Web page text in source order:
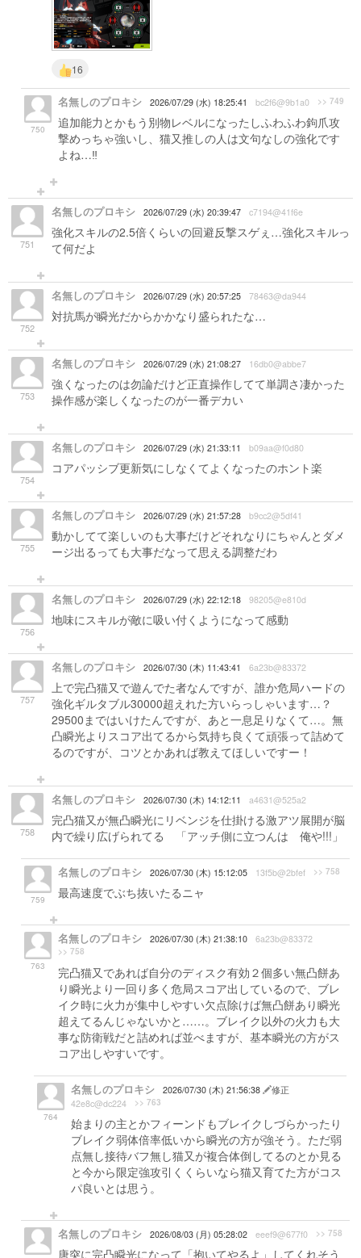
16
750
名無しのプロキシ 2026/07/29 (水) 18:25:41 bc2f6@9b1a0 >> 749
追加能力とかもう別物レベルになったしふわふわ鉤爪攻
撃めっちゃ強いし、猫又推しの人は文句なしの強化です
よね…‼︎
751
名無しのプロキシ 2026/07/29 (水) 20:39:47 c7194@41f6e
強化スキルの2.5倍くらいの回避反撃スゲぇ…強化スキルっ
て何だよ
752
名無しのプロキシ 2026/07/29 (水) 20:57:25 78463@da944
対抗馬が瞬光だからかかなり盛られたな…
753
名無しのプロキシ 2026/07/29 (水) 21:08:27 16db0@abbe7
強くなったのは勿論だけど正直操作してて単調さ凄かった
操作感が楽しくなったのが一番デカい
754
名無しのプロキシ 2026/07/29 (水) 21:33:11 b09aa@f0d80
コアパッシブ更新気にしなくてよくなったのホント楽
755
名無しのプロキシ 2026/07/29 (水) 21:57:28 b9cc2@5df41
動かしてて楽しいのも大事だけどそれなりにちゃんとダメ
ージ出るっても大事だなって思える調整だわ
756
名無しのプロキシ 2026/07/29 (水) 22:12:18 98205@e810d
地味にスキルが敵に吸い付くようになって感動
757
名無しのプロキシ 2026/07/30 (木) 11:43:41 6a23b@83372
上で完凸猫又で遊んでた者なんですが、誰か危局ハードの
強化ギルタブル30000超えれた方いらっしゃいます…？
29500まではいけたんですが、あと一息足りなくて…。無
凸瞬光よりスコア出てるから気持ち良くて頑張って詰めて
るのですが、コツとかあれば教えてほしいですー！
758
名無しのプロキシ 2026/07/30 (木) 14:12:11 a4631@525a2
完凸猫又が無凸瞬光にリベンジを仕掛ける激アツ展開が脳
内で繰り広げられてる 「アッチ側に立つんは 俺や!!!」
759
名無しのプロキシ 2026/07/30 (木) 15:12:05 13f5b@2bfef >> 758
最高速度でぶち抜いたるニャ
763
名無しのプロキシ 2026/07/30 (木) 21:38:10 6a23b@83372
>> 758
完凸猫又であれば自分のディスク有効２個多い無凸餅あ
り瞬光より一回り多く危局スコア出しているので、ブレ
イク時に火力が集中しやすい欠点除けば無凸餅あり瞬光
超えてるんじゃないかと……。ブレイク以外の火力も大
事な防衛戦だと詰めれば並べますが、基本瞬光の方がス
コア出しやすいです。
764
名無しのプロキシ 2026/07/30 (木) 21:56:38
修正
42e8c@dc224
>> 763
始まりの主とかフィーンドもブレイクしづらかったり
ブレイク弱体倍率低いから瞬光の方が強そう。ただ弱
点無し接待バフ無し猫又が複合体倒してるのとか見る
と今から限定強攻引くくらいなら猫又育てた方がコス
パ良いとは思う。
名無しのプロキシ 2026/08/03 (月) 05:28:02 eeef9@677f0 >> 758
唐突に完凸瞬光になって「抱いてやるよ」してくれそう